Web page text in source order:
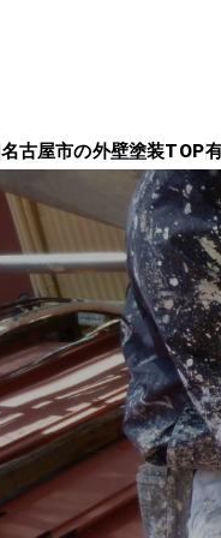
名古屋市の外壁塗装TOP